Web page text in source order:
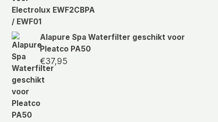
Alapure Spa Waterfilter geschikt voor
Pleatco PA50
€37,95